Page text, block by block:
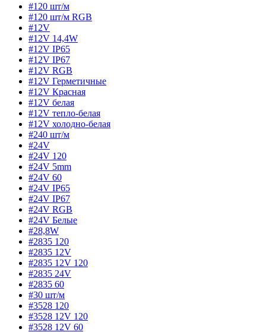
#120 шт/м
#120 шт/м RGB
#12V
#12V 14,4W
#12V IP65
#12V IP67
#12V RGB
#12V Герметичные
#12V Красная
#12V белая
#12V тепло-белая
#12V холодно-белая
#240 шт/м
#24V
#24V 120
#24V 5mm
#24V 60
#24V IP65
#24V IP67
#24V RGB
#24V Белые
#28,8W
#2835 120
#2835 12V
#2835 12V 120
#2835 24V
#2835 60
#30 шт/м
#3528 120
#3528 12V 120
#3528 12V 60